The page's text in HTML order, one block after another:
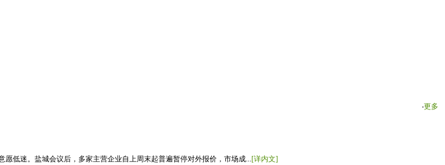
‧更多
低迷。盐城会议后，多家主营企业自上周末起普遍暂停对外报价，市场成...[详内文]